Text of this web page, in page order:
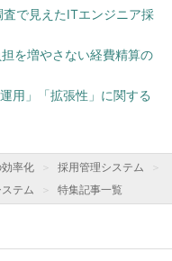
で見えたITエンジニア採
を増やさない経費精算の
用」「拡張性」に関する
率化 採用管理システム
テム 特集記事一覧